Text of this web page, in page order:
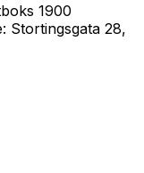
1900
Stortingsgata 28,